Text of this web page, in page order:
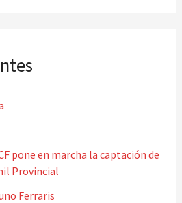
pone en marcha la captación de
Provincial
Ferraris